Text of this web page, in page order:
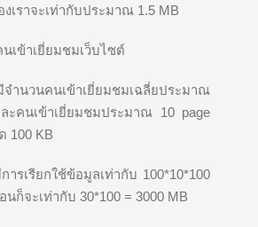
งเราจะเท่ากับประมาณ 1.5 MB
เข้าเยี่ยมชมเว็บไซต์
ำนวนคนเข้าเยี่ยมชมเฉลี่ยประมาณ
คนเข้าเยี่ยมชมประมาณ 10 page
100 KB
รเรียกใช้ข้อมูลเท่ากับ 100*10*100
นก็จะเท่ากับ 30*100 = 3000 MB